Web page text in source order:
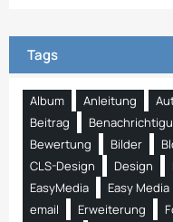
Tags
Album Anleitung
Beitrag
Bewertung
Bilder
CLS-Design
Design
EasyMedia
Easy Media
email
Erweiterung